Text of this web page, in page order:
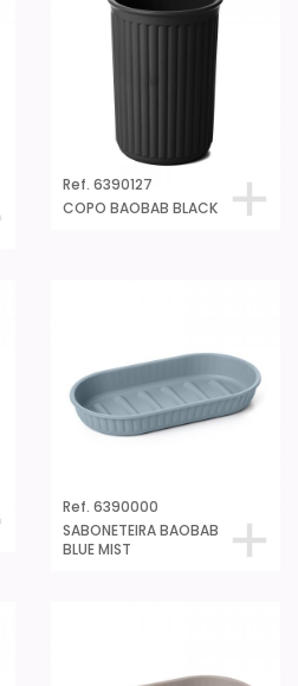
Ref. 6390127
COPO BAOBAB BLACK
Ref. 6390000
SABONETEIRA BAOBAB
BLUE MIST